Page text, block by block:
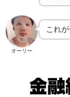
オーリー
これが